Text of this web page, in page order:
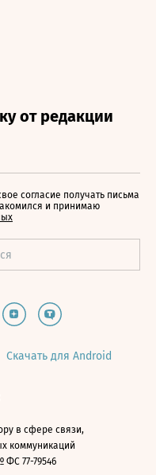
согласие получать письма
и принимаю
Скачать для Android
в сфере связи,
коммуникаций
ФС 77-79546